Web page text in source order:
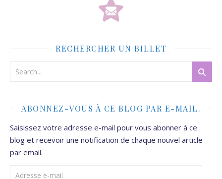
RECHERCHER UN BILLET
ABONNEZ-VOUS À CE BLOG PAR E-MAIL.
Saisissez votre adresse e-mail pour vous abonner à ce
blog et recevoir une notification de chaque nouvel article
par email.
Adresse e-mail